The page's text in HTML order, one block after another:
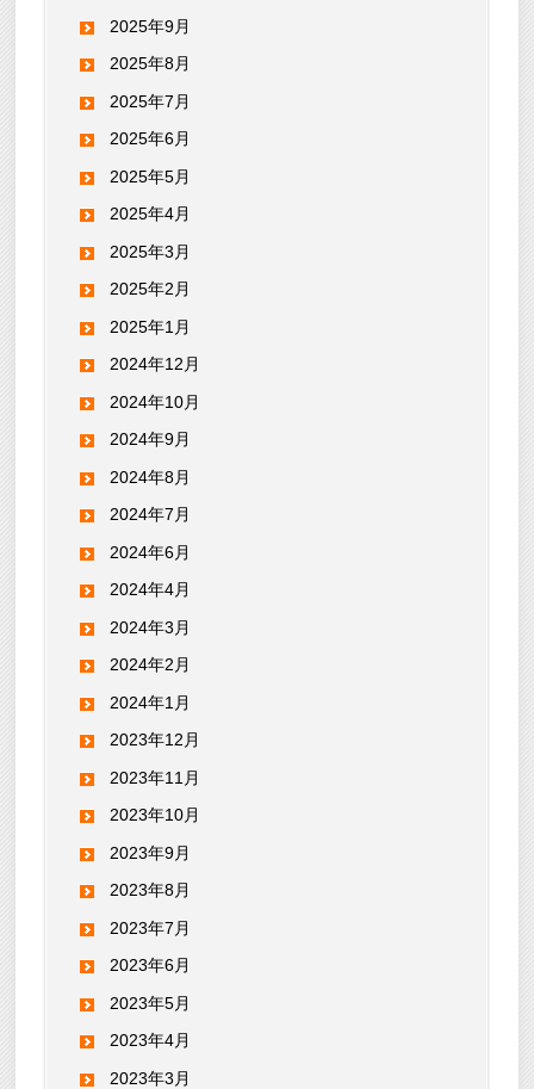
2025年9月
2025年8月
2025年7月
2025年6月
2025年5月
2025年4月
2025年3月
2025年2月
2025年1月
2024年12月
2024年10月
2024年9月
2024年8月
2024年7月
2024年6月
2024年4月
2024年3月
2024年2月
2024年1月
2023年12月
2023年11月
2023年10月
2023年9月
2023年8月
2023年7月
2023年6月
2023年5月
2023年4月
2023年3月